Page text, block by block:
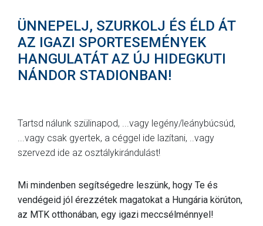
JEGYÉRTÉKESÍTÉS
WEBSHOP
STADION
EGYESÜLET
KAPCSOLAT
CSAPAT
MÉRKŐZÉSEK
KLUB
GALÉRIA
ÜNNEPELJ, SZURKOLJ ÉS ÉLD ÁT
AZ IGAZI SPORTESEMÉNYEK
HANGULATÁT AZ ÚJ HIDEGKUTI
NÁNDOR STADIONBAN!
Tartsd nálunk szülinapod, ...vagy legény/leánybúcsúd,
...vagy csak gyertek, a céggel ide lazítani, ..vagy
szervezd ide az osztálykirándulást!
Mi mindenben segítségedre leszünk, hogy Te és
vendégeid jól érezzétek magatokat a Hungária körúton,
az MTK otthonában, egy igazi meccsélménnyel!